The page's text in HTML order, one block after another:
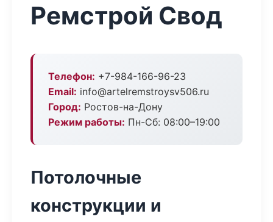
Ремстрой Свод
Телефон: +7-984-166-96-23
Email: info@artelremstroysv506.ru
Город: Ростов-на-Дону
Режим работы: Пн-Сб: 08:00–19:00
Потолочные
конструкции и